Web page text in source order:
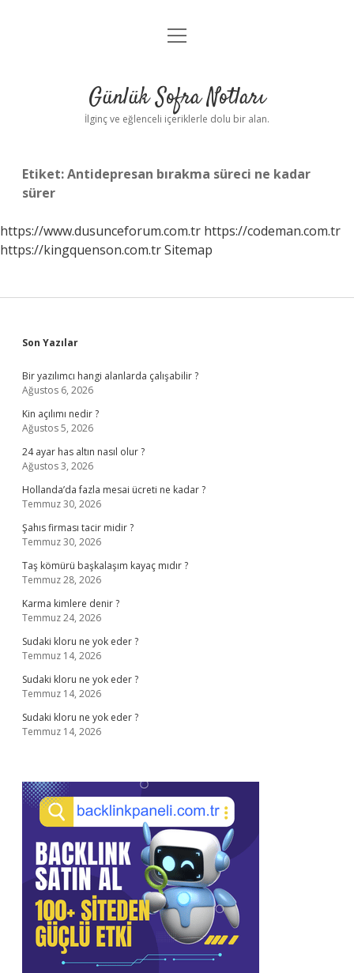
Anasayfa
Yasal Uyarı
menüyü
Günlük Sofra Notları
İlginç ve eğlenceli içeriklerle dolu bir alan.
Etiket:Antidepresan bırakma süreci ne kadar
sürer
https://www.dusunceforum.com.tr https://codeman.com.tr
https://kingquenson.com.trSitemap
Sidebar
Son Yazılar
Bir yazılımcı hangi alanlarda çalışabilir ?
Ağustos 6, 2026
Kin açılımı nedir ?
Ağustos 5, 2026
24 ayar has altın nasıl olur ?
Ağustos 3, 2026
Hollanda’da fazla mesai ücreti ne kadar ?
Temmuz 30, 2026
Şahıs firması tacir midir ?
Temmuz 30, 2026
Taş kömürü başkalaşım kayaç mıdır ?
Temmuz 28, 2026
Karma kimlere denir ?
Temmuz 24, 2026
Sudaki kloru ne yok eder ?
Temmuz 14, 2026
Sudaki kloru ne yok eder ?
Temmuz 14, 2026
Sudaki kloru ne yok eder ?
Temmuz 14, 2026